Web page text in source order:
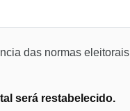
das normas eleitorais
será restabelecido.